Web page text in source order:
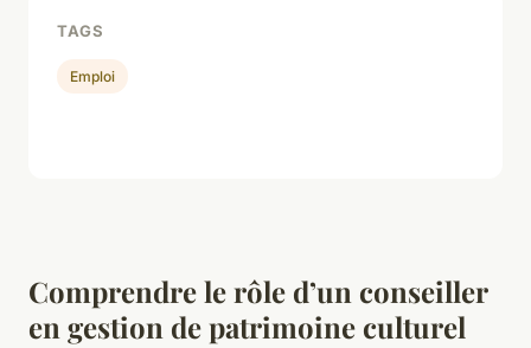
Comprendre le rôle d’un conseiller
en gestion de patrimoine culturel
TAGS
Emploi